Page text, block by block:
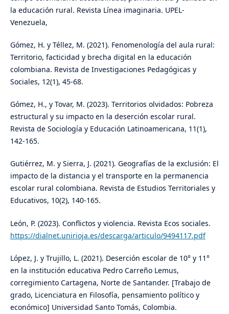
la educación rural. Revista Línea imaginaria. UPEL-
Venezuela,
Gómez, H. y Téllez, M. (2021). Fenomenología del aula rural:
Territorio, facticidad y brecha digital en la educación
colombiana. Revista de Investigaciones Pedagógicas y
Sociales, 12(1), 45-68.
Gómez, H., y Tovar, M. (2023). Territorios olvidados: Pobreza
estructural y su impacto en la deserción escolar rural.
Revista de Sociología y Educación Latinoamericana, 11(1),
142-165.
Gutiérrez, M. y Sierra, J. (2021). Geografías de la exclusión: El
impacto de la distancia y el transporte en la permanencia
escolar rural colombiana. Revista de Estudios Territoriales y
Educativos, 10(2), 140-165.
León, P. (2023). Conflictos y violencia. Revista Ecos sociales.
https://dialnet.unirioja.es/descarga/articulo/9494117.pdf
López, J. y Trujillo, L. (2021). Deserción escolar de 10° y 11°
en la institución educativa Pedro Carreño Lemus,
corregimiento Cartagena, Norte de Santander. [Trabajo de
grado, Licenciatura en Filosofía, pensamiento político y
económico] Universidad Santo Tomás, Colombia.